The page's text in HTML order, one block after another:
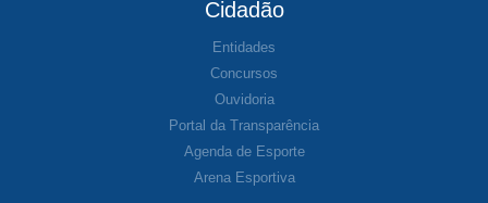
Cidadão
Entidades
Concursos
Ouvidoria
Portal da Transparência
Agenda de Esporte
Arena Esportiva